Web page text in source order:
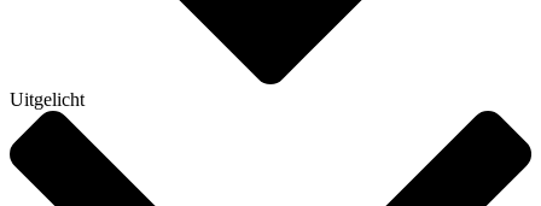
Uitgelicht